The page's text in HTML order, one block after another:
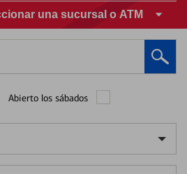
una sucursal o ATM
Abierto los sábados